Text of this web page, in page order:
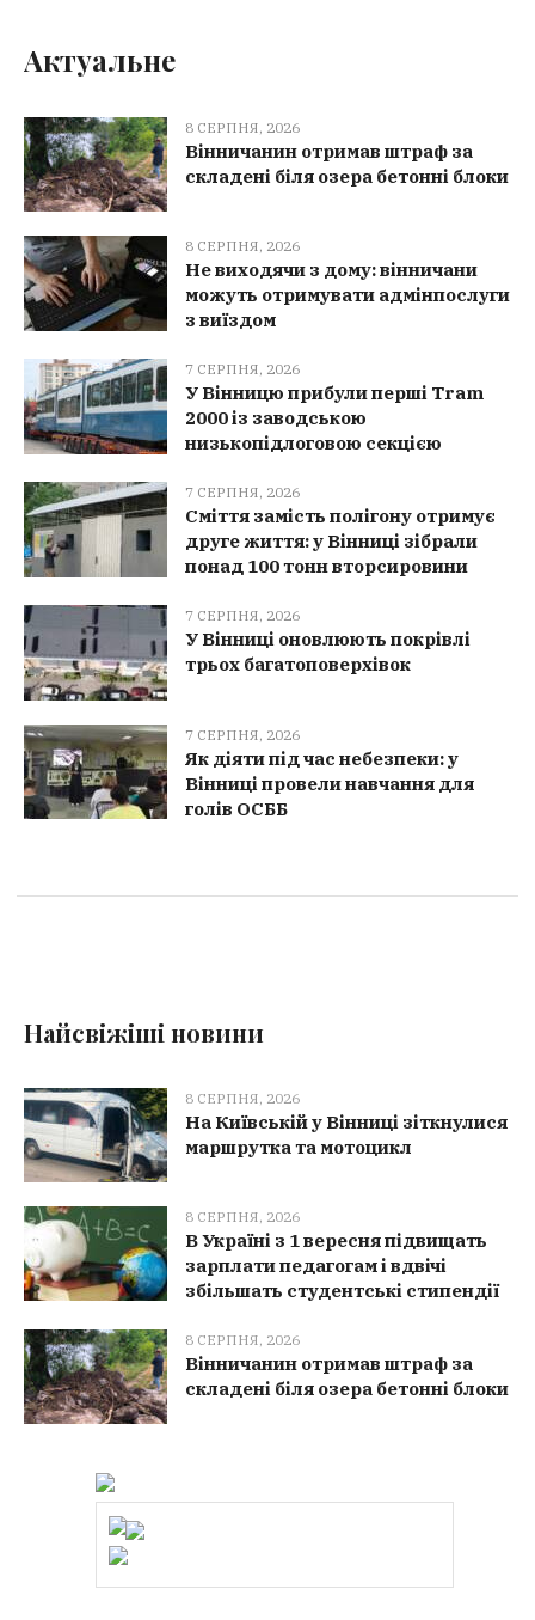
Актуальне
8 СЕРПНЯ, 2026
Вінничанин отримав штраф за
складені біля озера бетонні блоки
8 СЕРПНЯ, 2026
Не виходячи з дому: вінничани
можуть отримувати адмінпослуги
з виїздом
7 СЕРПНЯ, 2026
У Вінницю прибули перші Tram
2000 із заводською
низькопідлоговою секцією
7 СЕРПНЯ, 2026
Сміття замість полігону отримує
друге життя: у Вінниці зібрали
понад 100 тонн вторсировини
7 СЕРПНЯ, 2026
У Вінниці оновлюють покрівлі
трьох багатоповерхівок
7 СЕРПНЯ, 2026
Як діяти під час небезпеки: у
Вінниці провели навчання для
голів ОСББ
Найсвіжіші новини
8 СЕРПНЯ, 2026
На Київській у Вінниці зіткнулися
маршрутка та мотоцикл
8 СЕРПНЯ, 2026
В Україні з 1 вересня підвищать
зарплати педагогам і вдвічі
збільшать студентські стипендії
8 СЕРПНЯ, 2026
Вінничанин отримав штраф за
складені біля озера бетонні блоки